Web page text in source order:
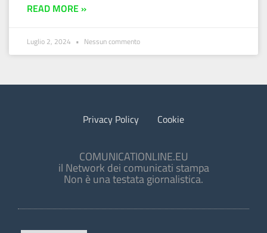
READ MORE »
Luglio 2, 2024 Nessun commento
Privacy Policy Cookie
COMUNICATIONLINE.EU
il Network dei comunicati stampa
Non è una testata giornalistica.